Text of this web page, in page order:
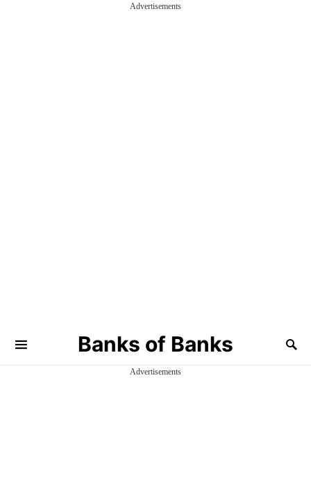
Advertisements
Banks of Banks
Advertisements